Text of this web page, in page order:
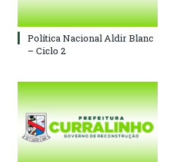
Política Nacional Aldir Blanc
– Ciclo 2